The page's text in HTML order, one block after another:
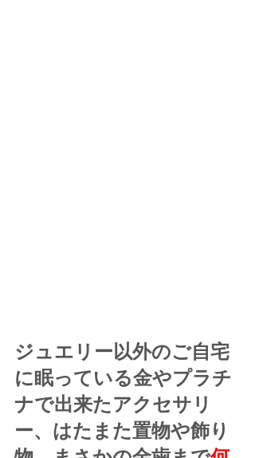
ジュエリー以外のご自宅
に眠っている金やプラチ
ナで出来たアクセサリ
ー、はたまた置物や飾り